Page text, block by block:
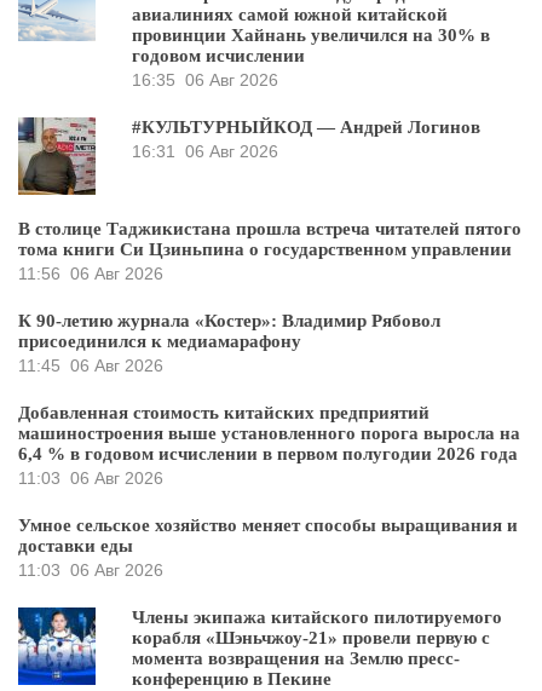
авиалиниях самой южной китайской
провинции Хайнань увеличился на 30% в
годовом исчислении
16:35 06 Авг 2026
#КУЛЬТУРНЫЙКОД — Андрей Логинов
16:31
06 Авг 2026
В столице Таджикистана прошла встреча читателей пятого
тома книги Си Цзиньпина о государственном управлении
11:56 06 Авг 2026
К 90-летию журнала «Костер»: Владимир Рябовол
присоединился к медиамарафону
11:45 06 Авг 2026
Добавленная стоимость китайских предприятий
машиностроения выше установленного порога выросла на
6,4 % в годовом исчислении в первом полугодии 2026 года
11:03 06 Авг 2026
Умное сельское хозяйство меняет способы выращивания и
доставки еды
11:03 06 Авг 2026
Члены экипажа китайского пилотируемого
корабля «Шэньчжоу-21» провели первую с
момента возвращения на Землю пресс-
конференцию в Пекине